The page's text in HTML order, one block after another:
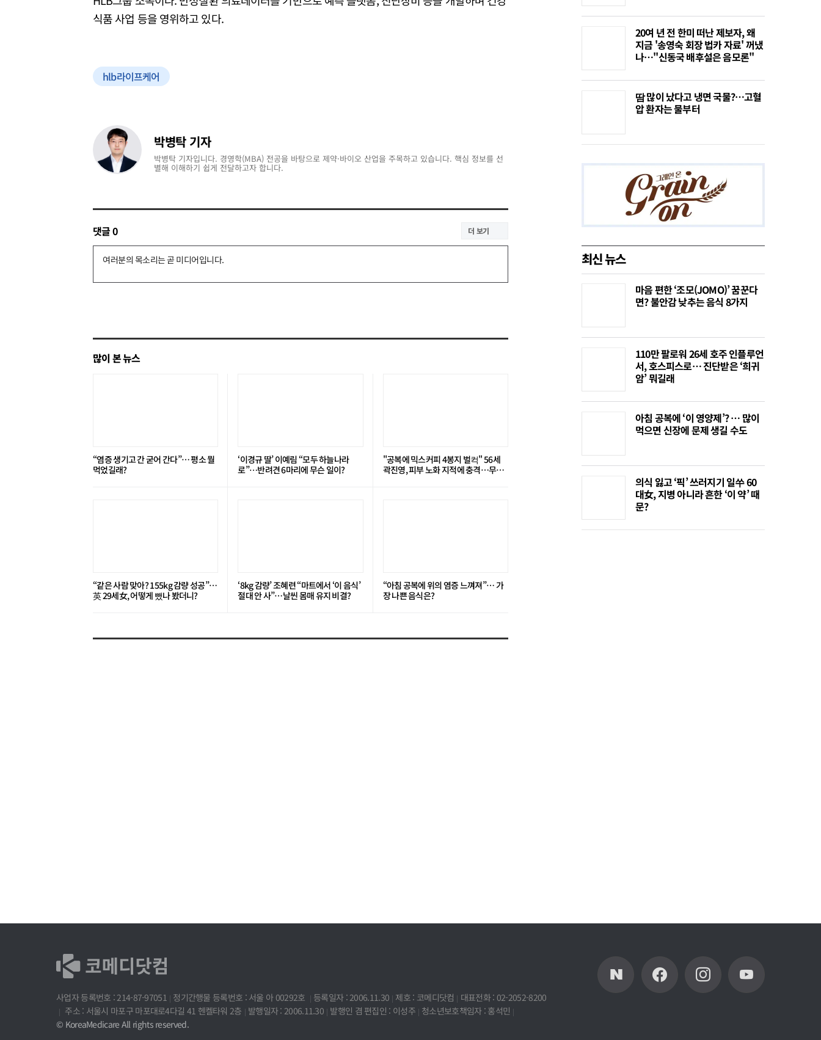
식품 사업 등을 영위하고 있다.
hlb라이프케어
박병탁 기자
박병탁 기자입니다. 경영학(MBA) 전공을 바탕으로 제약·바이오 산업을 주목하고 있습니다. 핵심 정보를 선
별해 이해하기 쉽게 전달하고자 합니다.
댓글0 더 보기
댓
많이 본 뉴스
“염증 생기고 간 굳어 간다”… 평소 뭘
먹었길래?
‘이경규 딸’ 이예림 “모두 하늘나라
로”⋯반려견 6마리에 무슨 일이?
"공복에 믹스커피 4봉지 벌컥" 56세
곽진영, 피부 노화 지적에 충격…무슨
“같은 사람 맞아? 155kg 감량 성공”…
英 29세女, 어떻게 뺐나 봤더니?
‘8kg 감량’ 조혜련 “마트에서 ‘이 음식’
절대 안 사”…날씬 몸매 유지 비결?
“아침 공복에 위의 염증 느껴져”… 가
장 나쁜 음식은?
20여 년 전 한미 떠난 제보자, 왜
지금 '송영숙 회장 법카 자료' 꺼냈
나…"신동국 배후설은 음모론"
땀 많이 났다고 냉면 국물?…고혈
압 환자는 물부터
최신 뉴스
마음 편한 ‘조모(JOMO)’ 꿈꾼다
면? 불안감 낮추는 음식 8가지
110만 팔로워 26세 호주 인플루언
서, 호스피스로… 진단받은 ‘희귀
암’ 뭐길래
아침 공복에 ‘이 영양제’? … 많이
먹으면 신장에 문제 생길 수도
의식 잃고 ‘픽’ 쓰러지기 일쑤 60
대女, 지병 아니라 흔한 ‘이 약’ 때
문?
사업자 등록번호 : 214-87-97051 정기간행물 등록번호 : 서울 아 00292호 등록일자 : 2006.11.30 제호 : 코메디닷컴
대표전화 : 02-2052-8200
주소 : 서울시 마포구 마포대로4다길 41 헨켈타워 2층 발행일자 : 2006.11.30 발행인 겸 편집인 : 이성주 청소년보호책임자 : 홍석민
© KoreaMedicare All rights reserved.